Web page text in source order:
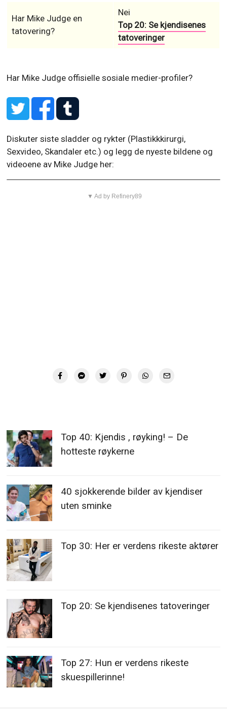
Har Mike Judge en
tatovering?
Nei
Top 20: Se kjendisenes
tatoveringer
Har Mike Judge offisielle sosiale medier-profiler?
Diskuter siste sladder og rykter (Plastikkkirurgi,
Sexvideo, Skandaler etc.) og legg de nyeste bildene og
videoene av Mike Judge her:
▼ Ad by Refinery89
Top 40: Kjendis , røyking! – De
hotteste røykerne
40 sjokkerende bilder av kjendiser
uten sminke
Top 30: Her er verdens rikeste aktører
Top 20: Se kjendisenes tatoveringer
Top 27: Hun er verdens rikeste
skuespillerinne!